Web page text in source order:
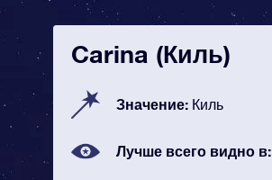
Carina (Киль)
Значение: Киль
Лучше всего видно в: